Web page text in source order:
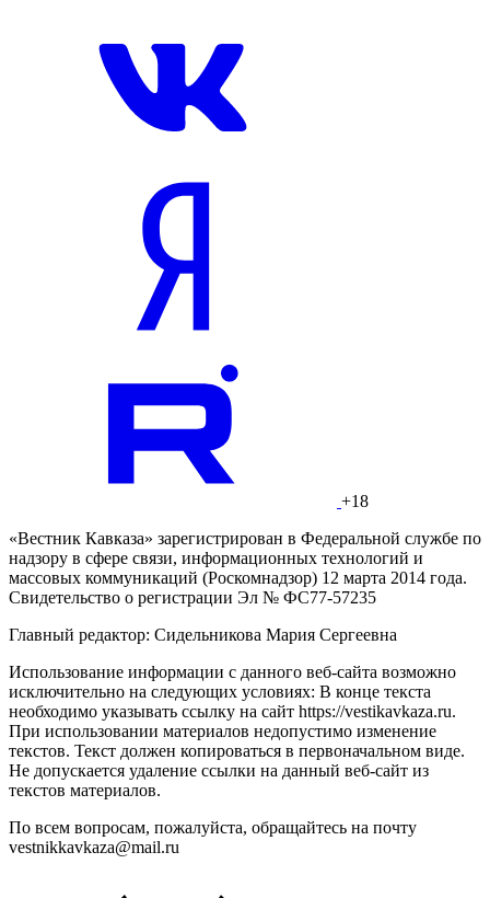
+18
«Вестник Кавказа» зарегистрирован в Федеральной службе по
надзору в сфере связи, информационных технологий и
массовых коммуникаций (Роскомнадзор) 12 марта 2014 года.
Свидетельство о регистрации Эл № ФС77-57235
Главный редактор: Сидельникова Мария Сергеевна
Использование информации с данного веб-сайта возможно
исключительно на следующих условиях: В конце текста
необходимо указывать ссылку на сайт https://vestikavkaza.ru.
При использовании материалов недопустимо изменение
текстов. Текст должен копироваться в первоначальном виде.
Не допускается удаление ссылки на данный веб-сайт из
текстов материалов.
По всем вопросам, пожалуйста, обращайтесь на почту
vestnikkavkaza@mail.ru